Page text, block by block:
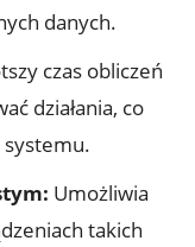
danych.
czas obliczeń
działania, co
systemu.
Umożliwia
takich